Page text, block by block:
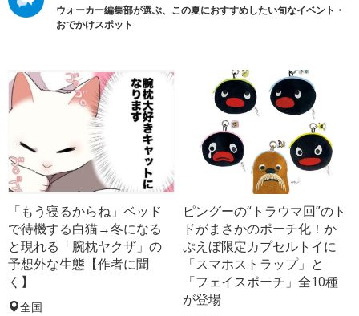
ウォーカー編集部が選ぶ、この夏におすすめしたい旬なイベント・
おでかけスポット
「もう寝るからね」ベッド
で待機する白猫→冬になる
と現れる「腕枕ヤクザ」の
予想外な生態【作者に聞
く】
全国
ピングーの“トラウマ回”のト
ドがまさかのポーチ化！か
ぷえぼ限定カプセルトイに
「スマホストラップ」と
「フェイスポーチ」全10種
が登場